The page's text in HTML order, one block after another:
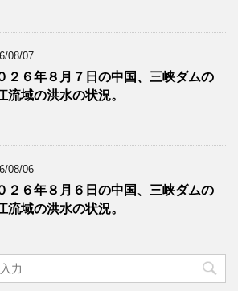
08/07
２６年８月７日の中国、三峡ダムの
流域の洪水の状況。
08/06
２６年８月６日の中国、三峡ダムの
流域の洪水の状況。